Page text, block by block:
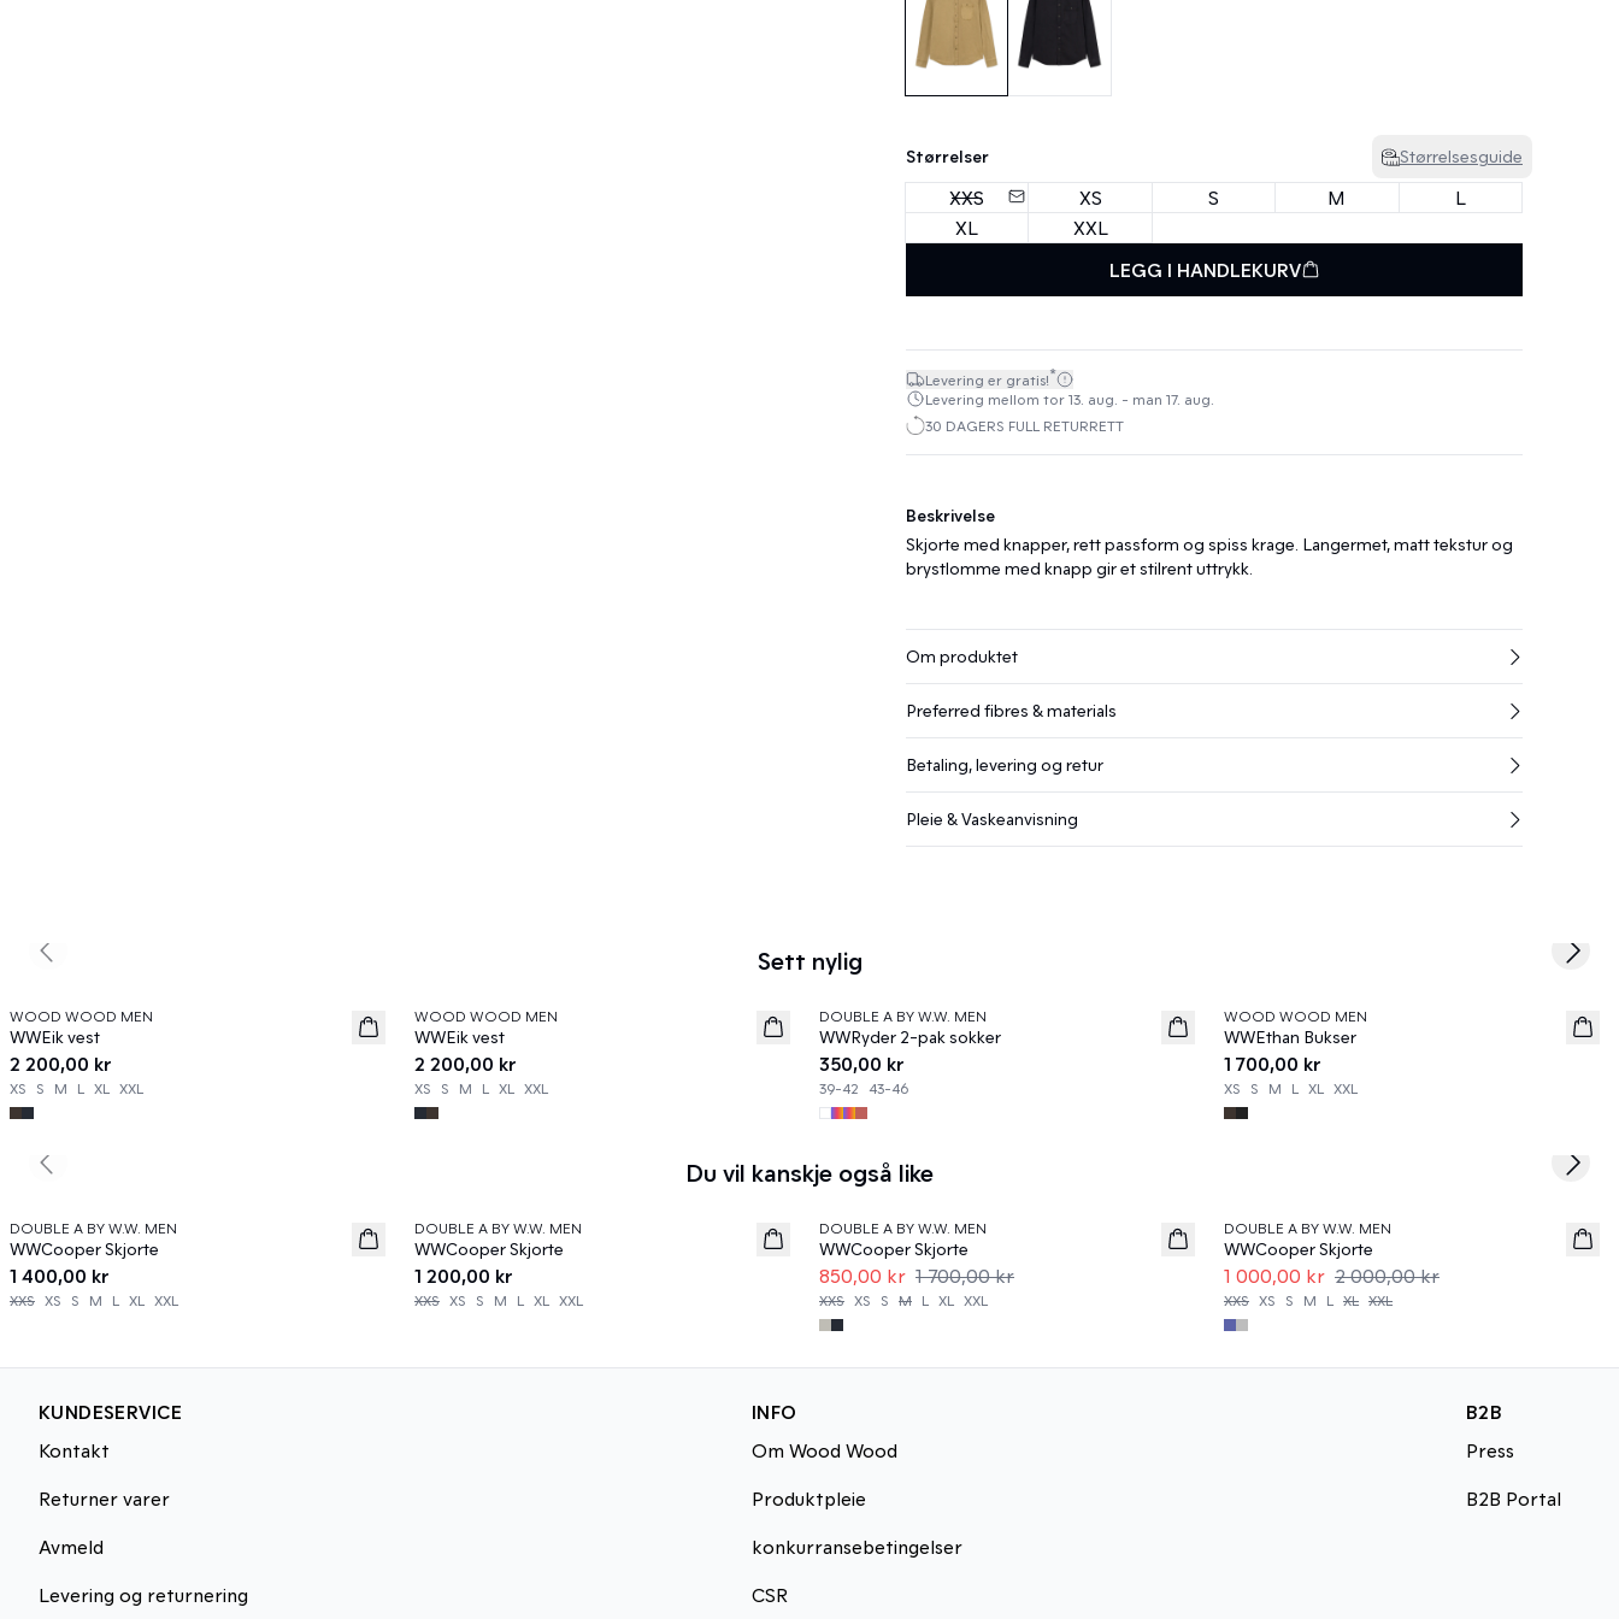
Størrelser Størrelsesguide
XXS XS S M
L
XL
XXL
LEGG I HANDLEKURV
Levering er gratis!*
Levering mellom tor 13. aug. - man 17. aug.
30 DAGERS FULL RETURRETT
Beskrivelse
Skjorte med knapper, rett passform og spiss krage. Langermet, matt tekstur og
brystlomme med knapp gir et stilrent uttrykk.
Om produktet
Preferred fibres & materials
Betaling, levering og retur
Pleie & Vaskeanvisning
Sett nylig
News
WOOD WOOD MEN
WWEik vest
2 200,00 kr
XS S M L XL XXL
News
WOOD WOOD MEN
WWEik vest
2 200,00 kr
XS S M L XL XXL
News
DOUBLE A BY W.W. MEN
WWRyder 2-pak sokker
350,00 kr
39-42 43-46
News
WOOD WOOD MEN
WWEthan Bukser
1 700,00 kr
XS S M L XL XXL
Previous slide Next
Du vil kanskje også like
News
DOUBLE A BY W.W. MEN
WWCooper Skjorte
1 400,00 kr
XXS XS S M L XL XXL
News
DOUBLE A BY W.W. MEN
WWCooper Skjorte
1 200,00 kr
XXS XS S M L XL XXL
50%
DOUBLE A BY W.W. MEN
WWCooper Skjorte
850,00 kr 1 700,00 kr
XXS XS S M L XL XXL
DOUBLE A BY W.W. MEN
WWCooper Skjorte
1 000,00 kr 2 000,00 kr
XXS XS S M L XL XXL
Previous slide Next
KUNDESERVICE
Kontakt
Returner varer
Avmeld
Levering og returnering
INFO
Om Wood Wood
Produktpleie
konkurransebetingelser
CSR
B2B
Press
B2B Portal